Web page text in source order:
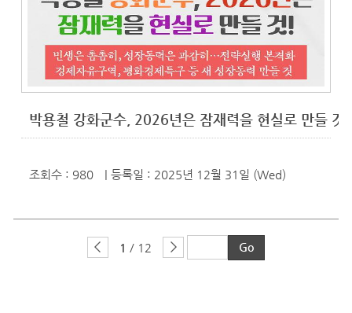
박용철 강화군수, 2026년은 잠재력을 현실로 만들 것!
조회수 : 980 | 등록일 : 2025년 12월 31일 (Wed)
1 / 12